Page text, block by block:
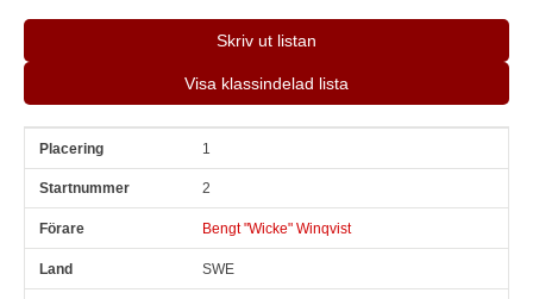
Skriv ut listan
Visa klassindelad lista
Pl Snr 1
2
Bengt "Wicke" Winqvist
SWE